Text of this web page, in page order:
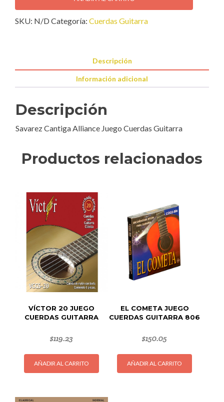
Juego
Cuerdas
SKU: N/D Categoría: Cuerdas Guitarra
Descripción
Información adicional
Descripción
Savarez Cantiga Alliance Juego Cuerdas Guitarra
Productos relacionados
VÍCTOR 20 JUEGO
CUERDAS GUITARRA
$119.23
AÑADIR AL CARRITO
EL COMETA JUEGO
CUERDAS GUITARRA 806
$150.05
AÑADIR AL CARRITO